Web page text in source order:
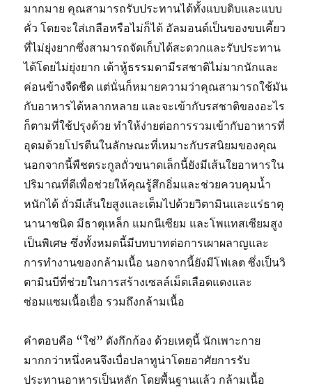
มากมาย คุณสามารถรับประทานได้ทั้งแบบดิบและแบบ
คั่ว โดยจะใส่เกลือหรือไม่ก็ได้ อัลมอนด์เป็นของขบเคี้ยว
ที่ไม่ยุ่งยากซึ่งสามารถจัดเก็บได้สะดวกและรับประทาน
ได้โดยไม่ยุ่งยาก เต้าหู้ธรรมดามีรสชาติไม่มากนักและ
ค่อนข้างจืดชืด แต่นั่นก็หมายความว่าคุณสามารถใช้มัน
กับอาหารได้หลากหลาย และจะเข้ากับรสชาติของอะไร
ก็ตามที่ใช้ปรุงด้วย ทำให้ง่ายต่อการรวมเข้ากับอาหารที่
อุดมด้วยโปรตีนในลักษณะที่เหมาะกับรสนิยมของคุณ
นอกจากนี้พืชตระกูลถั่วขนาดเล็กนี้ยังมีเส้นใยอาหารใน
ปริมาณที่ดีเพื่อช่วยให้คุณรู้สึกอิ่มและช่วยควบคุมน้ำ
หนักได้ ถั่วมีเส้นใยสูงและเต็มไปด้วยวิตามินและแร่ธาตุ
นานาชนิด มีธาตุเหล็ก แมกนีเซียม และโพแทสเซียมสูง
เป็นพิเศษ ซึ่งทั้งหมดนี้มีบทบาทต่อการเผาผลาญและ
การทำงานของกล้ามเนื้อ นอกจากนี้ยังมีโฟเลต ซึ่งเป็นวิ
ตามินบีที่ช่วยในการสร้างเซลล์เม็ดเลือดแดงและ
ซ่อมแซมเนื้อเยื่อ รวมถึงกล้ามเนื้อ
คำตอบคือ “ใช่” ดังกึกก้อง ด้วยเหตุนี้ นักเพาะกาย
มากกว่าหนึ่งคนจึงเบื่อปลาทูน่าโดยอาศัยการรับ
ประทานอาหารเป็นหลัก โดยพื้นฐานแล้ว กล้ามเนื้อ